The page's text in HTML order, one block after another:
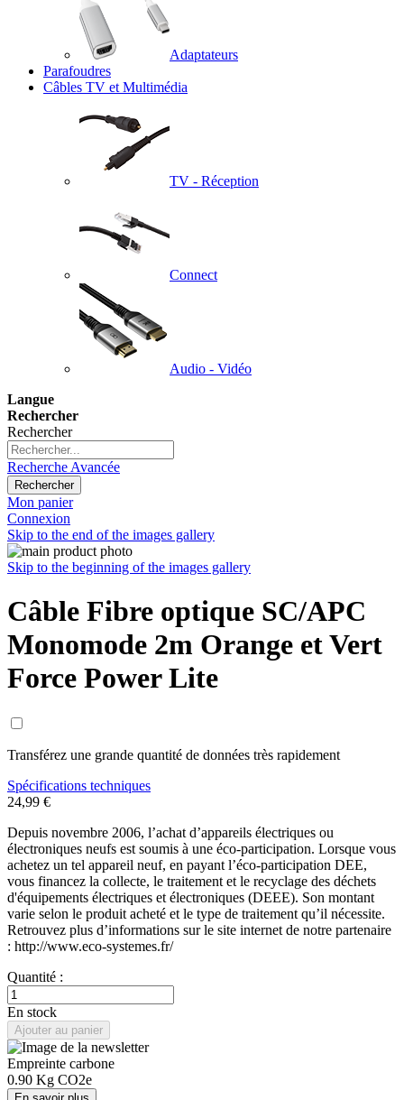
Adaptateurs
Parafoudres
Câbles TV et Multimédia
TV - Réception
Connect
Audio - Vidéo
Langue
Rechercher
Rechercher
Recherche Avancée
Rechercher
Mon panier
Connexion
Skip to the end of the images gallery
Skip to the beginning of the images gallery
Câble Fibre optique SC/APC
Monomode 2m Orange et Vert
Force Power Lite
Transférez une grande quantité de données très rapidement
Spécifications techniques
24,99 €
Depuis novembre 2006, l’achat d’appareils électriques ou
électroniques neufs est soumis à une éco-participation. Lorsque vous
achetez un tel appareil neuf, en payant l’éco-participation DEE,
vous financez la collecte, le traitement et le recyclage des déchets
d'équipements électriques et électroniques (DEEE). Son montant
varie selon le produit acheté et le type de traitement qu’il nécessite.
Retrouvez plus d’informations sur le site internet de notre partenaire
: http://www.eco-systemes.fr/
Quantité :
En stock
Ajouter au panier
Empreinte carbone
0.90 Kg CO2e